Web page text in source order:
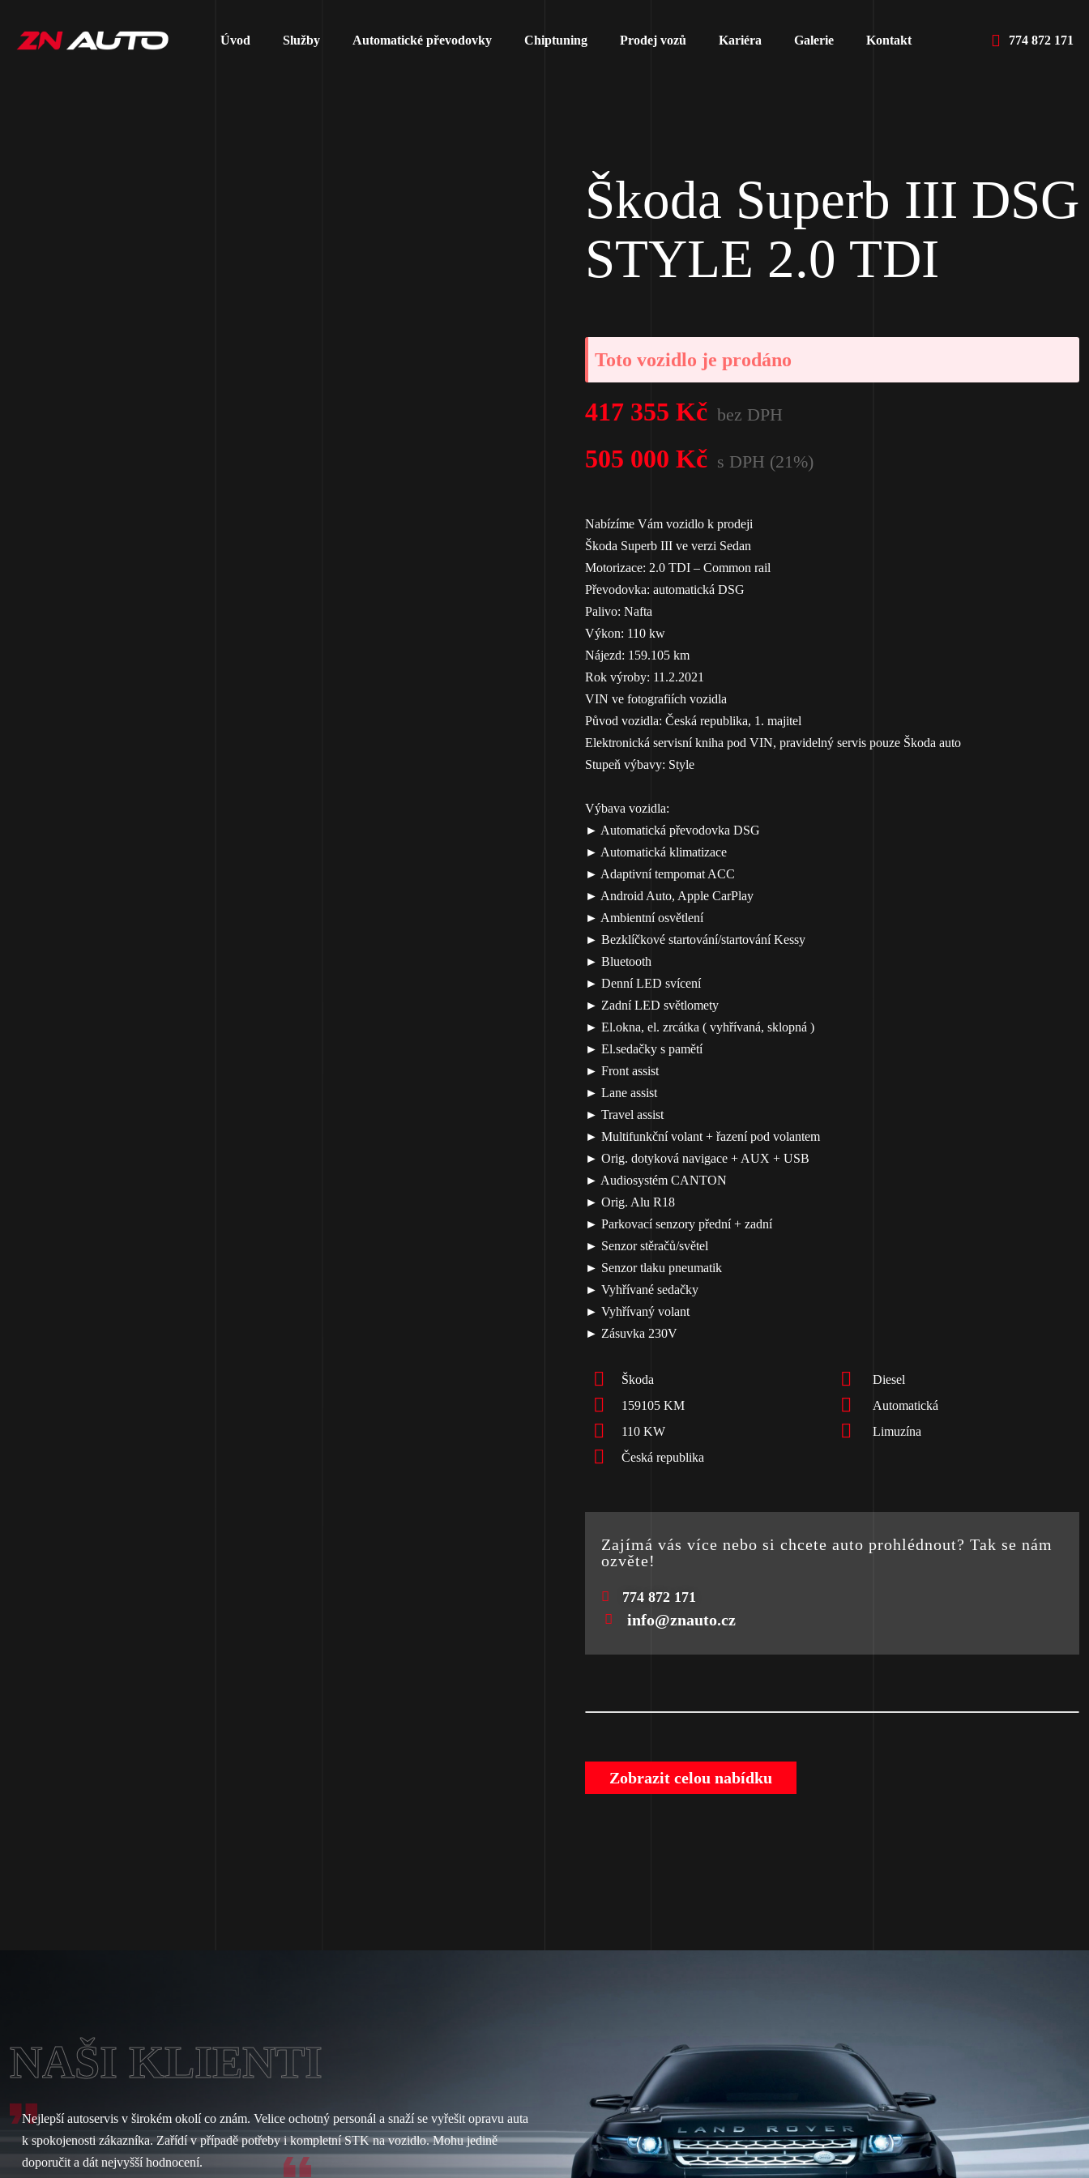
Úvod Služby Automatické převodovky Chiptuning Prodej vozů Kariéra Galerie Kontakt 774 872 171
Škoda Superb III DSG
STYLE 2.0 TDI
Toto vozidlo je prodáno
417 355 Kč bez DPH
505 000 Kč s DPH (21%)
Nabízíme Vám vozidlo k prodeji
Škoda Superb III ve verzi Sedan
Motorizace: 2.0 TDI – Common rail
Převodovka: automatická DSG
Palivo: Nafta
Výkon: 110 kw
Nájezd: 159.105 km
Rok výroby: 11.2.2021
VIN ve fotografiích vozidla
Původ vozidla: Česká republika, 1. majitel
Elektronická servisní kniha pod VIN, pravidelný servis pouze Škoda auto
Stupeň výbavy: Style
Výbava vozidla:
► Automatická převodovka DSG
► Automatická klimatizace
► Adaptivní tempomat ACC
► Android Auto, Apple CarPlay
► Ambientní osvětlení
► Bezklíčkové startování/startování Kessy
► Bluetooth
► Denní LED svícení
► Zadní LED světlomety
► El.okna, el. zrcátka ( vyhřívaná, sklopná )
► El.sedačky s pamětí
► Front assist
► Lane assist
► Travel assist
► Multifunkční volant + řazení pod volantem
► Orig. dotyková navigace + AUX + USB
► Audiosystém CANTON
► Orig. Alu R18
► Parkovací senzory přední + zadní
► Senzor stěračů/světel
► Senzor tlaku pneumatik
► Vyhřívané sedačky
► Vyhřívaný volant
► Zásuvka 230V
Škoda
159105 KM
110 KW
Česká republika
Diesel
Automatická
Limuzína
Zajímá vás více nebo si chcete auto prohlédnout? Tak se nám
ozvěte!
774 872 171
info@znauto.cz
Zobrazit celou nabídku
NAŠI KLIENTI
Nejlepší autoservis v širokém okolí co znám. Velice ochotný personál a snaží se vyřešit opravu auta
k spokojenosti zákazníka. Zařídí v případě potřeby i kompletní STK na vozidlo. Mohu jedině
doporučit a dát nejvyšší hodnocení.